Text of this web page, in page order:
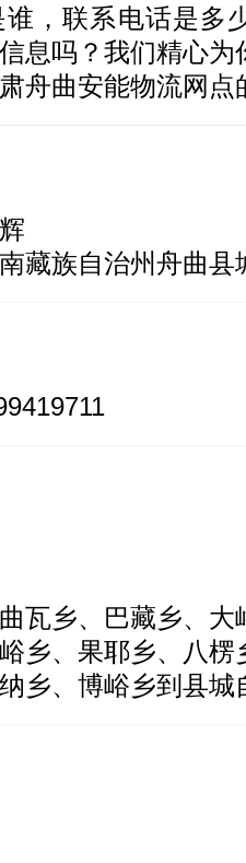
，联系电话是多
息吗？我们精心为
舟曲安能物流网点
藏族自治州舟曲县
瓦乡、巴藏乡、大
乡、果耶乡、八楞
乡、博峪乡到县城